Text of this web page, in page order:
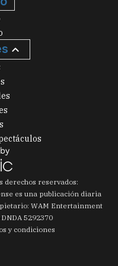
derechos reservados:
es una publicación diaria
WAM Entertainment
5292370
y condiciones